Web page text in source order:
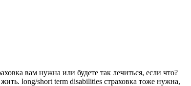
вам нужна или будете так лечиться, если что?
long/short term disabilities страховка тоже нужна,